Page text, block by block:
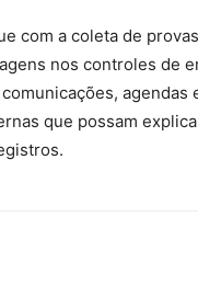
com a coleta de
nos controles de
agendas
que possam